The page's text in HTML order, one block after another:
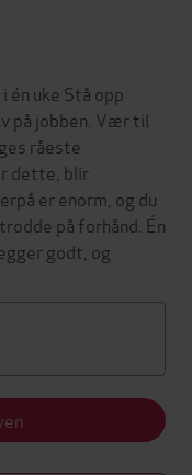
én uke Stå opp
på jobben. Vær til
råeste
dette, blir
er enorm, og du
på forhånd. Én
godt, og